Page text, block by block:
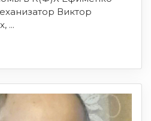
Виктор
...